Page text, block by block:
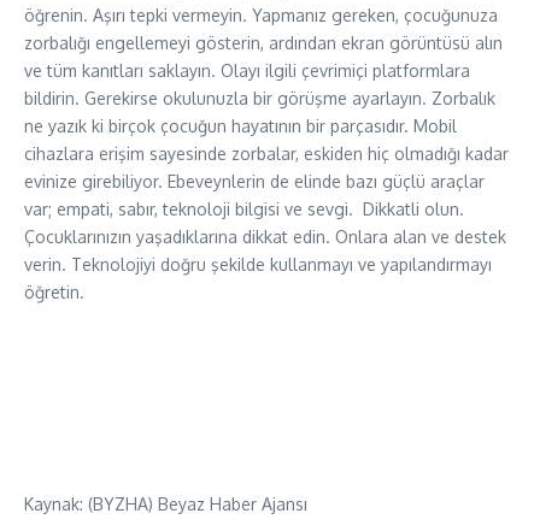
öğrenin. Aşırı tepki vermeyin. Yapmanız gereken, çocuğunuza
zorbalığı engellemeyi gösterin, ardından ekran görüntüsü alın
ve tüm kanıtları saklayın. Olayı ilgili çevrimiçi platformlara
bildirin. Gerekirse okulunuzla bir görüşme ayarlayın. Zorbalık
ne yazık ki birçok çocuğun hayatının bir parçasıdır. Mobil
cihazlara erişim sayesinde zorbalar, eskiden hiç olmadığı kadar
evinize girebiliyor. Ebeveynlerin de elinde bazı güçlü araçlar
var; empati, sabır, teknoloji bilgisi ve sevgi. Dikkatli olun.
Çocuklarınızın yaşadıklarına dikkat edin. Onlara alan ve destek
verin. Teknolojiyi doğru şekilde kullanmayı ve yapılandırmayı
öğretin.
Kaynak: (BYZHA) Beyaz Haber Ajansı